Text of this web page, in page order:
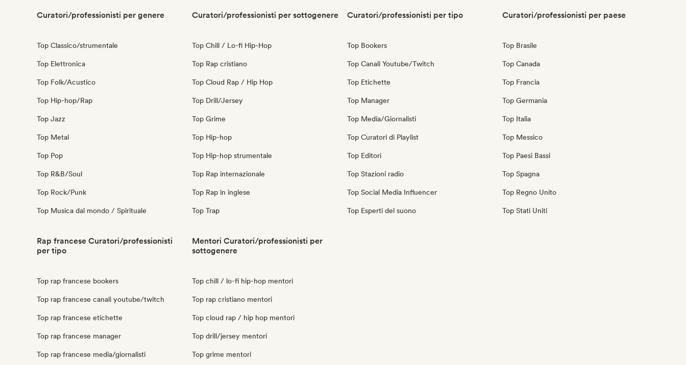
Curatori/professionisti per genere
Top Classico/strumentale
Top Elettronica
Top Folk/Acustico
Top Hip-hop/Rap
Top Jazz
Top Metal
Top Pop
Top R&B/Soul
Top Rock/Punk
Top Musica dal mondo / Spirituale
Curatori/professionisti per sottogenere
Top Chill / Lo-fi Hip-Hop
Top Rap cristiano
Top Cloud Rap / Hip Hop
Top Drill/Jersey
Top Grime
Top Hip-hop
Top Hip-hop strumentale
Top Rap internazionale
Top Rap in inglese
Top Trap
Curatori/professionisti per tipo
Top Bookers
Top Canali Youtube/Twitch
Top Etichette
Top Manager
Top Media/Giornalisti
Top Curatori di Playlist
Top Editori
Top Stazioni radio
Top Social Media Influencer
Top Esperti del suono
Curatori/professionisti per paese
Top Brasile
Top Canada
Top Francia
Top Germania
Top Italia
Top Messico
Top Paesi Bassi
Top Spagna
Top Regno Unito
Top Stati Uniti
Rap francese Curatori/professionisti
per tipo
Top rap francese bookers
Top rap francese canali youtube/twitch
Top rap francese etichette
Top rap francese manager
Top rap francese media/giornalisti
Mentori Curatori/professionisti per
sottogenere
Top chill / lo-fi hip-hop mentori
Top rap cristiano mentori
Top cloud rap / hip hop mentori
Top drill/jersey mentori
Top grime mentori